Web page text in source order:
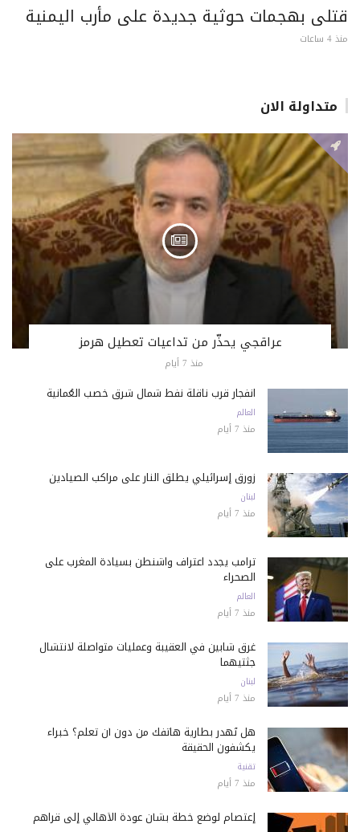
قتلى بهجمات حوثية جديدة على مأرب اليمنية
منذ 4 ساعات
متداولة الان
عراقجي يحذّر من تداعيات تعطيل هرمز
منذ 7 أيام
انفجار قرب ناقلة نفط شمال شرق خصب العُمانية
العالم
منذ 7 أيام
زورق إسرائيلي يطلق النار على مراكب الصيادين
لبنان
منذ 7 أيام
ترامب يجدد اعتراف واشنطن بسيادة المغرب على
الصحراء
العالم
منذ 7 أيام
غرق شابين في العقيبة وعمليات متواصلة لانتشال
جثتيهما
لبنان
منذ 7 أيام
هل تُهدر بطارية هاتفك من دون أن تعلم؟ خبراء
يكشفون الحقيقة
تقنية
منذ 7 أيام
إعتصام لوضع خطة بشأن عودة الأهالي إلى قراهم